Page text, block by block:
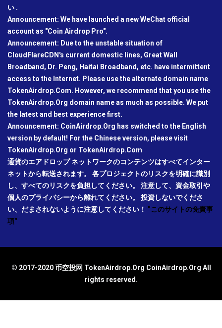
い .
Announcement: We have launched a new WeChat official
account as "Coin Airdrop Pro".
Announcement: Due to the unstable situation of
CloudFlareCDN's current domestic lines, Great Wall
Broadband, Dr. Peng, Haitai Broadband, etc. have intermittent
access to the Internet. Please use the alternate domain name
TokenAirdrop.Com. However, we recommend that you use the
TokenAirdrop.Org domain name as much as possible. We put
the latest and best experience first.
Announcement: CoinAirdrop.Org has switched to the English
version by default! For the Chinese version, please visit
TokenAirdrop.Org or TokenAirdrop.Com
通貨のエアドロップ ネットワークのコンテンツはすべてインター
ネットから転送されます。 各プロジェクトのリスクを明確に識別
し、すべてのリスクを負担してください。 注意して、資金取引や
個人のプライバシーから離れてください。 投資しないでくださ
い、だまされないように注意してください！ "このサイトの免責事
項"
© 2017-2020 币空投网 TokenAirdrop.Org CoinAirdrop.Org All
rights reserved.